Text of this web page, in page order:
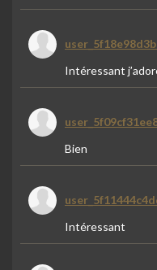
Intéressant
Bien
Intéressant